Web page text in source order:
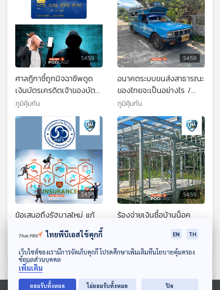
ดาวน์โหลด Thai PBS Podcast Application
54:59
ศาลฎีกาชี้ถูกมิจฉาชีพดูด
เงินบัตรเครดิตเจ้าของบัตร
ไม่ต้องชดใช้ / ตำรวจจับกุม
ผู้ซื้อบัญชีม้าผิดกฎหมาย
จากไข่ที่ดัดแปลงเซลล์จาก
ผิวหนังทำได้จริงหรือ
ภูมิคุ้มกัน
54:59
อนาคตระบบขนส่งสาธารณะ
ของไทยจะเป็นอย่างไร /
นอนหลับมากไปเพิ่มความ
เสี่ยงตายได้ จริงหรือ
ภูมิคุ้มกัน
54:59
ข้อเสนอถึงรัฐบาลใหม่ แก้
ไขข้อข้องใจ ซื้อประกันไม่ระบุ
ชื่อคนขับ แล้วเสียค่า
EXCESS / แสงแดดตอนเช้า
สำคัญกับผู้สูงอายุอยางไร
ภูมิคุ้มกัน
54:59
ร้องจ่ายเงินซื้อบ้านน็อค
ดาวน์กับผู้รับสร้างบ้านผ่าน
เฟซบุ๊ก 2 ปียังไม่ได้บ้าน /
ถ้าต้องการอายุยืนต้องออก
ตอนที่เกี่ยวข้อง
ไทยพีบีเอสใช้คุกกี้ EN TH
เว็บไซต์ของเรามีการจัดเก็บคุกกี้ โปรดศึกษาเพิ่มเติมที่นโยบายคุ้มครอง
ข้อมูลส่วนบุคคล
เพิ่มเติม
ยอมรับทั้งหมด ไม่ยอมรับทั้งหมด ปิด